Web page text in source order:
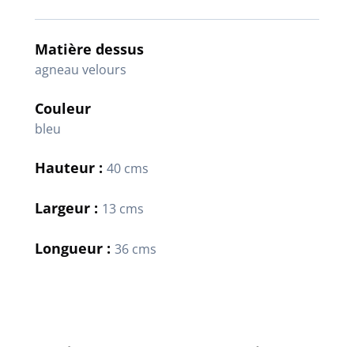
Matière dessus
agneau velours
Couleur
bleu
Hauteur : 40 cms
Largeur : 13 cms
Longueur : 36 cms